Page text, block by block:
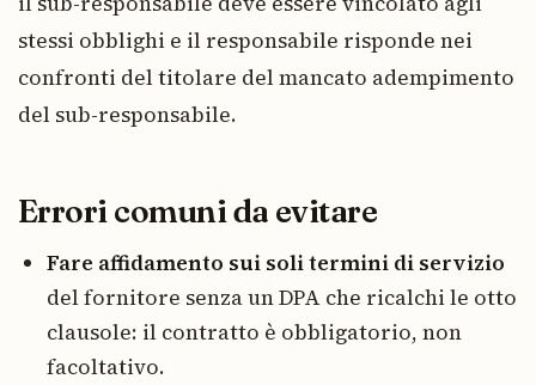
stessi obblighi e il responsabile risponde nei
confronti del titolare del mancato adempimento
del sub-responsabile.
Errori comuni da evitare
Fare affidamento sui soli termini di servizio
del fornitore senza un DPA che ricalchi le otto
clausole: il contratto è obbligatorio, non
facoltativo.